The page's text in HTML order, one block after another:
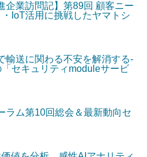
企業訪問記】第89回 顧客ニー
IoT活用に挑戦したヤマトシ
輸送に関わる不安を解消する-
セキュリティmoduleサービ
ラム第10回総会＆最新動向セ